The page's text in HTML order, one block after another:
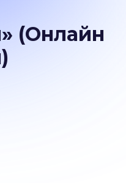
(Онлайн